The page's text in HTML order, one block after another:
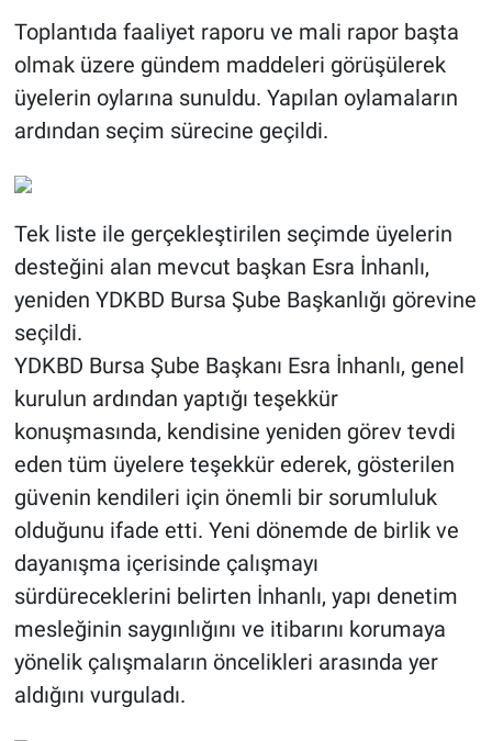
Toplantıda faaliyet raporu ve mali rapor başta
olmak üzere gündem maddeleri görüşülerek
üyelerin oylarına sunuldu. Yapılan oylamaların
ardından seçim sürecine geçildi.
Tek liste ile gerçekleştirilen seçimde üyelerin
desteğini alan mevcut başkan Esra İnhanlı,
yeniden YDKBD Bursa Şube Başkanlığı görevine
seçildi.
YDKBD Bursa Şube Başkanı Esra İnhanlı, genel
kurulun ardından yaptığı teşekkür
konuşmasında, kendisine yeniden görev tevdi
eden tüm üyelere teşekkür ederek, gösterilen
güvenin kendileri için önemli bir sorumluluk
olduğunu ifade etti. Yeni dönemde de birlik ve
dayanışma içerisinde çalışmayı
sürdüreceklerini belirten İnhanlı, yapı denetim
mesleğinin saygınlığını ve itibarını korumaya
yönelik çalışmaların öncelikleri arasında yer
aldığını vurguladı.